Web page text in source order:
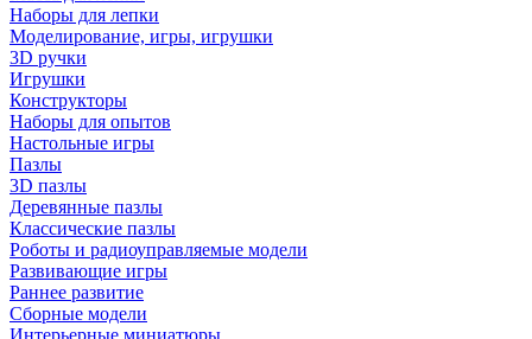
Наборы для лепки
Моделирование, игры, игрушки
3D ручки
Игрушки
Конструкторы
Наборы для опытов
Настольные игры
Пазлы
3D пазлы
Деревянные пазлы
Классические пазлы
Роботы и радиоуправляемые модели
Развивающие игры
Раннее развитие
Сборные модели
Интерьерные миниатюры